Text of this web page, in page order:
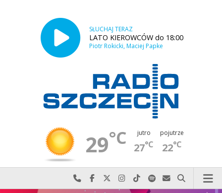
SŁUCHAJ TERAZ
LATO KIEROWCÓW do 18:00
Piotr Rokicki, Maciej Papke
29°C jutro
27°C
pojutrze
22°C
Najlepiej po prostu do nas zadzwoń
Odwiedź nas na Facebook-u
Odwiedź nas na X
Odwiedź nas na Instagram-ie
Odwiedź nas na TikTok-u
Szukaj nas na Spotify
Wyślij do nas
Szukaj